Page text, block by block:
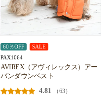
60％OFF SALE
PAX1064
AVIREX（アヴィレックス）アー
バンダウンベスト
4.81
（63）